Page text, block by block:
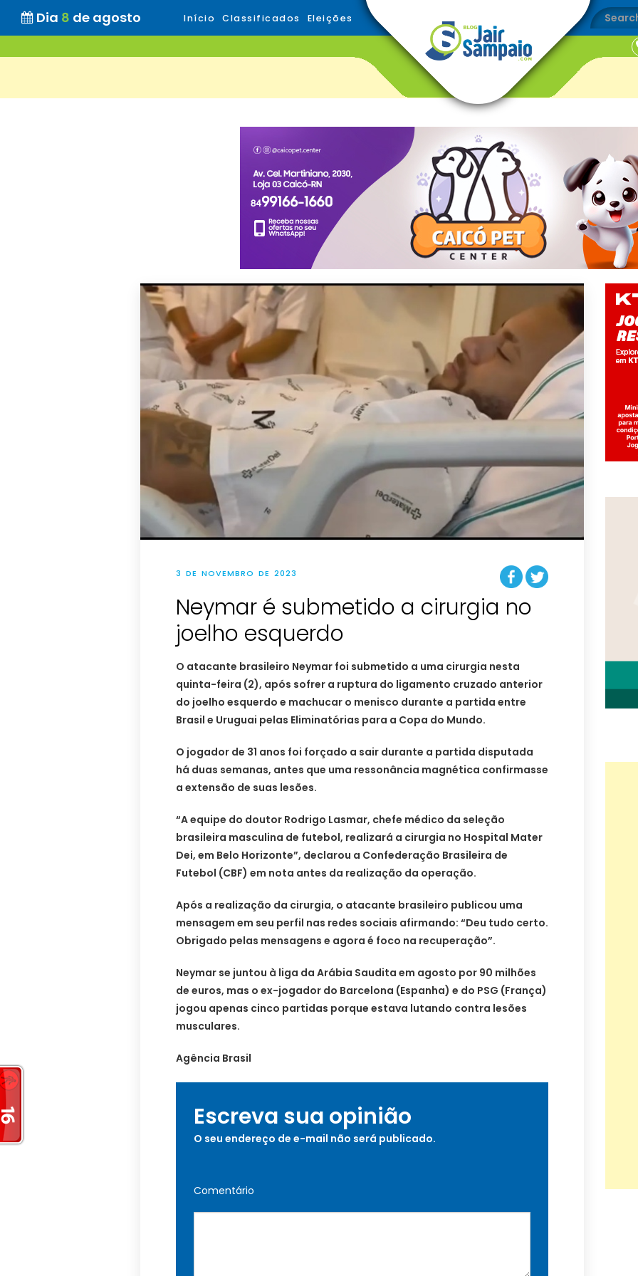
Dia 8 de agosto Início Classificados Eleições
3 DE NOVEMBRO DE 2023
Neymar é submetido a cirurgia no
joelho esquerdo
O atacante brasileiro Neymar foi submetido a uma cirurgia nesta
quinta-feira (2), após sofrer a ruptura do ligamento cruzado anterior
do joelho esquerdo e machucar o menisco durante a partida entre
Brasil e Uruguai pelas Eliminatórias para a Copa do Mundo.
O jogador de 31 anos foi forçado a sair durante a partida disputada
há duas semanas, antes que uma ressonância magnética confirmasse
a extensão de suas lesões.
“A equipe do doutor Rodrigo Lasmar, chefe médico da seleção
brasileira masculina de futebol, realizará a cirurgia no Hospital Mater
Dei, em Belo Horizonte”, declarou a Confederação Brasileira de
Futebol (CBF) em nota antes da realização da operação.
Após a realização da cirurgia, o atacante brasileiro publicou uma
mensagem em seu perfil nas redes sociais afirmando: “Deu tudo certo.
Obrigado pelas mensagens e agora é foco na recuperação”.
Neymar se juntou à liga da Arábia Saudita em agosto por 90 milhões
de euros, mas o ex-jogador do Barcelona (Espanha) e do PSG (França)
jogou apenas cinco partidas porque estava lutando contra lesões
musculares.
Agência Brasil
Escreva sua opinião
O seu endereço de e-mail não será publicado.
Comentário